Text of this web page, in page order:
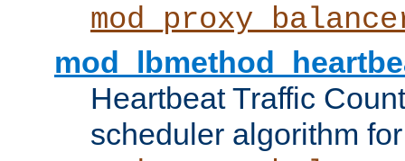
Heartbeat Traffic
scheduler algorithm for